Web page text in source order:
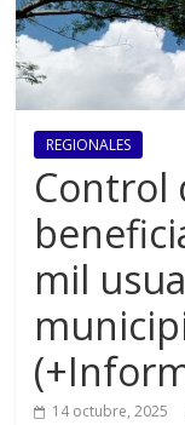
REGIONALES
Control
mil
14 octubre, 2025